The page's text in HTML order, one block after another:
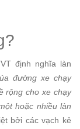
định nghĩa làn
đường xe chạy
rộng cho xe chạy
hoặc nhiều làn
bởi các vạch kẻ